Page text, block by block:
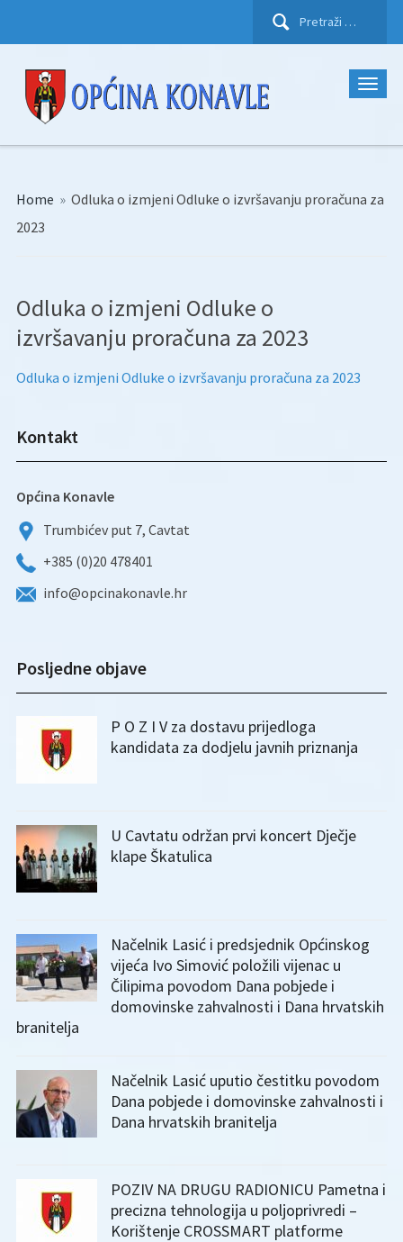
Pretraži:
Home » Odluka o izmjeni Odluke o izvršavanju proračuna za
2023
Odluka o izmjeni Odluke o
izvršavanju proračuna za 2023
Odluka o izmjeni Odluke o izvršavanju proračuna za 2023
Kontakt
Općina Konavle
Trumbićev put 7, Cavtat
+385 (0)20 478401
info@opcinakonavle.hr
Posljedne objave
P O Z I V za dostavu prijedloga
kandidata za dodjelu javnih priznanja
U Cavtatu održan prvi koncert Dječje
klape Škatulica
Načelnik Lasić i predsjednik Općinskog
vijeća Ivo Simović položili vijenac u
Čilipima povodom Dana pobjede i
domovinske zahvalnosti i Dana hrvatskih
branitelja
Načelnik Lasić uputio čestitku povodom
Dana pobjede i domovinske zahvalnosti i
Dana hrvatskih branitelja
POZIV NA DRUGU RADIONICU Pametna i
precizna tehnologija u poljoprivredi –
Korištenje CROSSMART platforme